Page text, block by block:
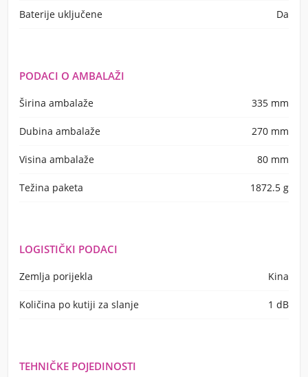
Baterije uključene Da
PODACI O AMBALAŽI
Širina ambalaže 335 mm
Dubina ambalaže 270 mm
Visina ambalaže 80 mm
Težina paketa 1872.5 g
LOGISTIČKI PODACI
Zemlja porijekla Kina
Količina po kutiji za slanje 1 dB
TEHNIČKE POJEDINOSTI